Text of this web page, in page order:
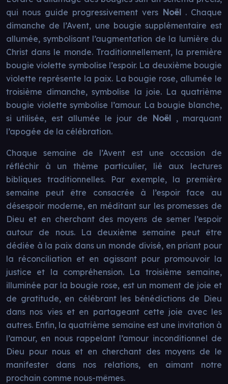
qui nous guide progressivement vers Noël . Chaque
dimanche de l’Avent, une bougie supplémentaire est
allumée, symbolisant l’augmentation de la lumière du
Christ dans le monde. Traditionnellement, la première
bougie violette symbolise l’espoir. La deuxième bougie
violette représente la paix. La bougie rose, allumée le
troisième dimanche, symbolise la joie. La quatrième
bougie violette symbolise l’amour. La bougie blanche,
si utilisée, est allumée le jour de Noël , marquant
l’apogée de la célébration.
Chaque semaine de l’Avent est une occasion de
réfléchir à un thème particulier, lié aux lectures
bibliques traditionnelles. Par exemple, la première
semaine peut être consacrée à l’espoir face au
désespoir moderne, en méditant sur les promesses de
Dieu et en cherchant des moyens de semer l’espoir
autour de nous. La deuxième semaine peut être
dédiée à la paix dans un monde divisé, en priant pour
la réconciliation et en agissant pour promouvoir la
justice et la compréhension. La troisième semaine,
illuminée par la bougie rose, est un moment de joie et
de gratitude, en célébrant les bénédictions de Dieu
dans nos vies et en partageant cette joie avec les
autres. Enfin, la quatrième semaine est une invitation à
l’amour, en nous rappelant l’amour inconditionnel de
Dieu pour nous et en cherchant des moyens de le
manifester dans nos relations, en aimant notre
prochain comme nous-mêmes.